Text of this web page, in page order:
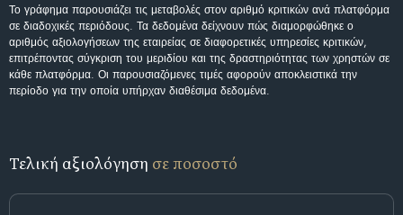
Το γράφημα παρουσιάζει τις μεταβολές στον αριθμό κριτικών ανά πλατφόρμα
σε διαδοχικές περιόδους. Τα δεδομένα δείχνουν πώς διαμορφώθηκε ο
αριθμός αξιολογήσεων της εταιρείας σε διαφορετικές υπηρεσίες κριτικών,
επιτρέποντας σύγκριση του μεριδίου και της δραστηριότητας των χρηστών σε
κάθε πλατφόρμα. Οι παρουσιαζόμενες τιμές αφορούν αποκλειστικά την
περίοδο για την οποία υπήρχαν διαθέσιμα δεδομένα.
Τελική αξιολόγηση σε ποσοστό